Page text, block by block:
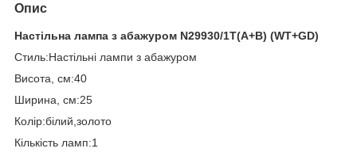
Опис
Настільна лампа з абажуром N29930/1T(A+B) (WT+GD)
Стиль:Настільні лампи з абажуром
Висота, см:40
Ширина, см:25
Колір:білий,золото
Кількість ламп:1